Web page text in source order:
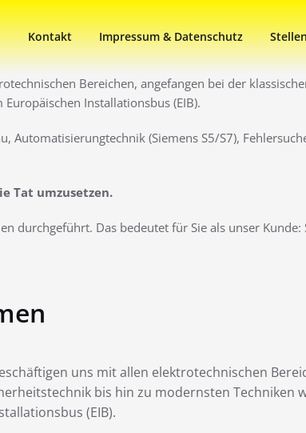
Kontakt Impressum & Datenschutz
Bereichen, angefangen bei der
Installationsbus (EIB).
Automatisierungtechnik (Siemens S5/S7),
Tat umzusetzen.
durchgeführt. Das bedeutet für Sie als unser Kunde:
uns mit allen elektrotechnischen
bis hin zu modernsten Techniken
(EIB).